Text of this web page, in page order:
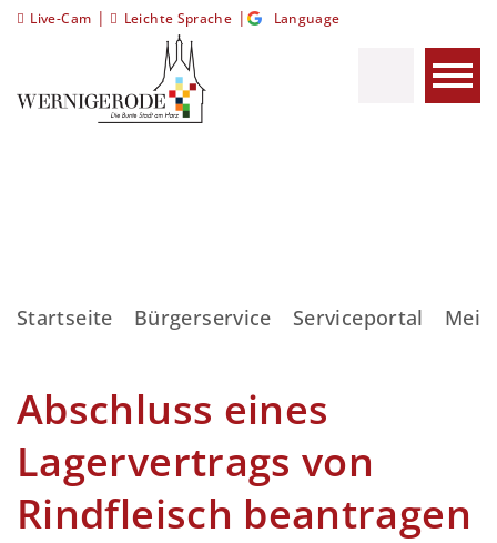
Live-Cam | Leichte Sprache | Language
Startseite Bürgerservice Serviceportal
Abschluss eines
Lagervertrags von
Rindfleisch beantragen